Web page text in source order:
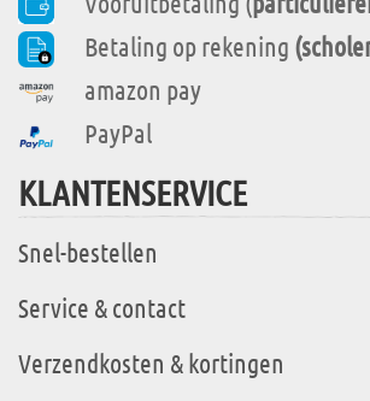
Betaling op rekening
amazon pay
PayPal
KLANTENSERVICE
Snel-bestellen
Service & contact
Verzendkosten & kortingen